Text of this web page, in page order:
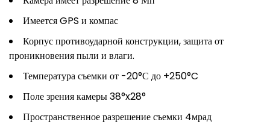
Имеется GPS и компас
Корпус противоударной конструкции, защита от
проникновения пыли и влаги.
Температура съемки от -20°С до +250°C
Поле зрения камеры 38°x28°
Пространственное разрешение съемки 4мрад